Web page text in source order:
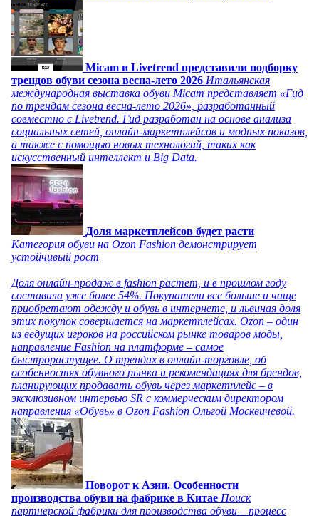
Micam и Livetrend представили подборку
трендов обуви сезона весна-лето 2026 Итальянская
международная выставка обуви Micam представляет «Гид
по трендам сезона весна-лето 2026», разработанный
совместно с Livetrend. Гид разработан на основе анализа
социальных сетей, онлайн-маркетплейсов и модных показов,
а также с помощью новых технологий, таких как
искусственный интеллект и Big Data.
Доля маркетплейсов будет расти
Категория обуви на Ozon Fashion демонстрирует
устойчивый рост
Доля онлайн-продаж в fashion растет, и в прошлом году
составила уже более 54%. Покупатели все больше и чаще
приобретают одежду и обувь в интернете, и львиная доля
этих покупок совершается на маркетплейсах. Ozon – один
из ведущих игроков на российском рынке товаров моды,
направление Fashion на платформе – самое
быстрорастущее. О трендах в онлайн-торговле, об
особенностях обувного рынка и рекомендациях для брендов,
планирующих продавать обувь через маркетплейс – в
эксклюзивном интервью SR с коммерческим директором
направления «Обувь» в Ozon Fashion Ольгой Москвичевой.
Поворот к Азии. Особенности
производства обуви на фабрике в Китае Поиск
партнерской фабрики для производства обуви – процесс